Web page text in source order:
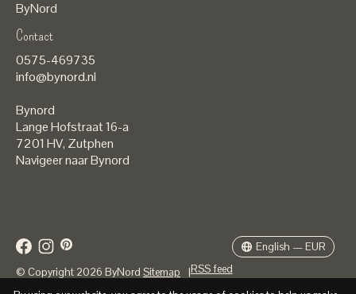
ByNord
Contact
0575-469735
info@bynord.nl
Bynord
Lange Hofstraat 16-a
7201 HV, Zutphen
Navigeer naar Bynord
© Copyright 2026 ByNord Sitemap |RSS feed
English — EUR